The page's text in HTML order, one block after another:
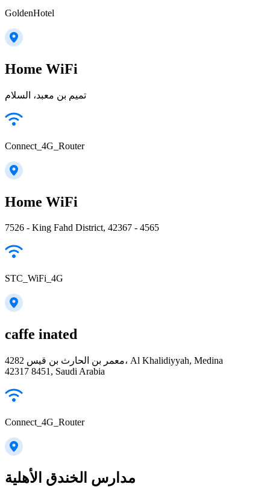
GoldenHotel
Home WiFi
تميم بن معبد، السلام
Connect_4G_Router
Home WiFi
7526 - King Fahd District, 42367 - 4565
STC_WiFi_4G
caffe inated
4282 معمر بن الحارث بن قيس، Al Khalidiyyah, Medina
42317 8451, Saudi Arabia
Connect_4G_Router
مدارس الخندق الأهلية